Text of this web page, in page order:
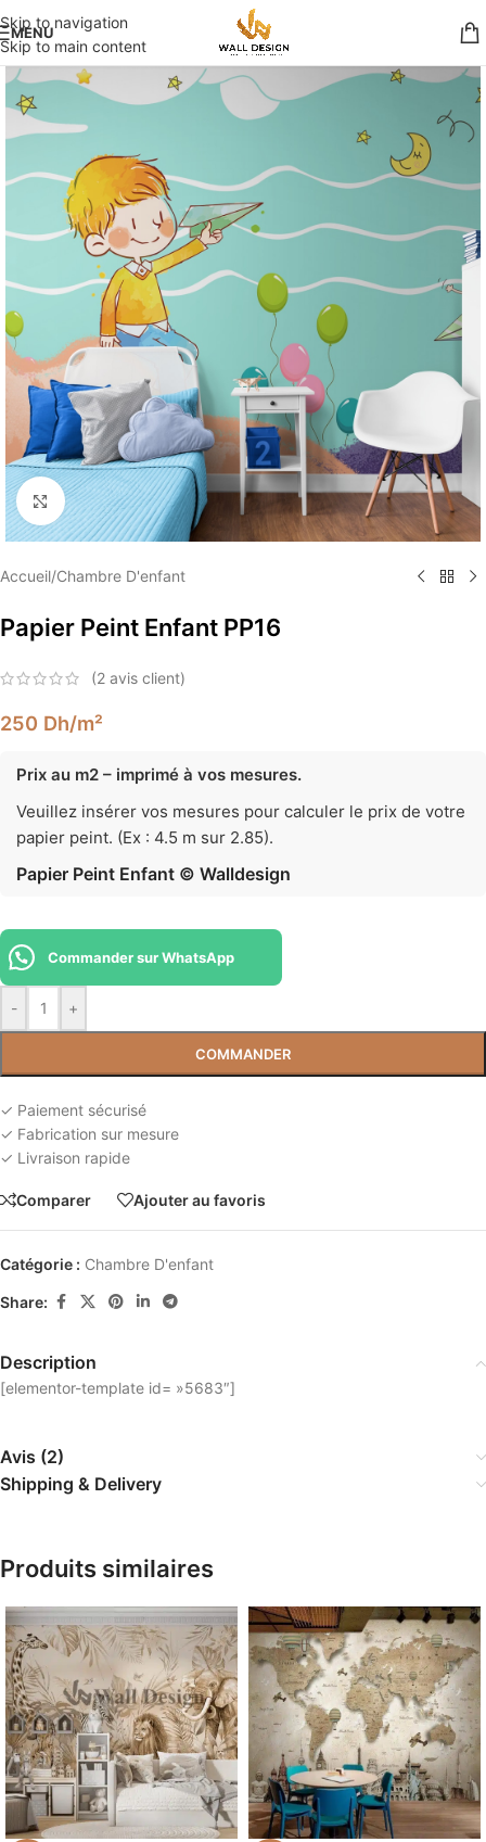
Skip to navigation
Skip to main content
MENU
Élargir
Accueil/Chambre D'enfant
Papier Peint Enfant PP16
(2 avis client)
250 Dh/m²
Prix au m2 – imprimé à vos mesures.
Veuillez insérer vos mesures pour calculer le prix de votre
papier peint. (Ex : 4.5 m sur 2.85).
Papier Peint Enfant © Walldesign
- +
COMMANDER
Commander sur WhatsApp
✓ Paiement sécurisé
✓ Fabrication sur mesure
✓ Livraison rapide
Comparer Ajouter au favoris
Catégorie : Chambre D'enfant
Share:
Description
[elementor-template id= »5683″]
Avis (2)
Shipping & Delivery
Produits similaires